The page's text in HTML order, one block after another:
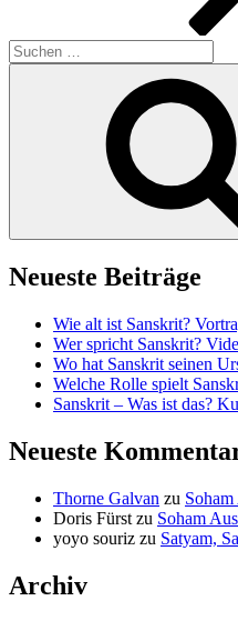
Suchen
nach:
Neueste Beiträge
Wie alt ist Sanskrit?
Wer spricht Sanskrit?
Wo hat Sanskrit seinen
Welche Rolle spielt
Sanskrit – Was ist das?
Neueste
Thorne Galvan zu
Doris Fürst zu Soham
yoyo souriz zu Satyam,
Archiv